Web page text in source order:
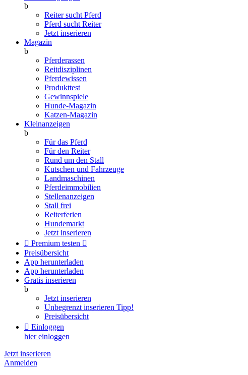
b
Reiter sucht Pferd
Pferd sucht Reiter
Jetzt inserieren
Magazin
b
Pferderassen
Reitdisziplinen
Pferdewissen
Produkttest
Gewinnspiele
Hunde-Magazin
Katzen-Magazin
Kleinanzeigen
b
Für das Pferd
Für den Reiter
Rund um den Stall
Kutschen und Fahrzeuge
Landmaschinen
Pferdeimmobilien
Stellenanzeigen
Stall frei
Reiterferien
Hundemarkt
Jetzt inserieren
 Premium testen 
Preisübersicht
App herunterladen
App herunterladen
Gratis inserieren
b
Jetzt inserieren
Unbegrenzt inserieren Tipp!
Preisübersicht
 Einloggen
hier einloggen
Jetzt inserieren
Anmelden